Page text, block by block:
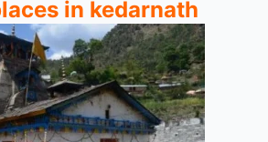
in kedarnath